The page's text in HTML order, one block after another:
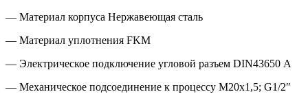
— Материал корпуса Нержавеющая сталь
— Материал уплотнения FKM
— Электрическое подключение угловой разъем DIN43650 А
— Механическое подсоединение к процессу М20х1,5; G1/2″